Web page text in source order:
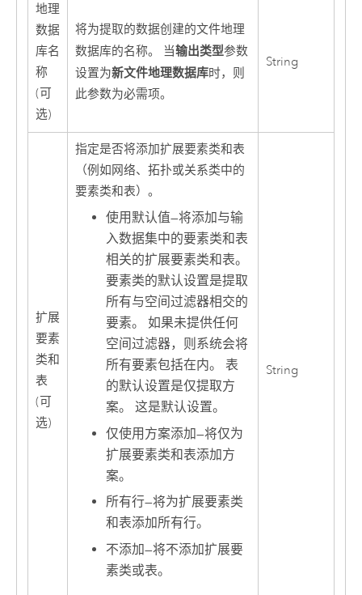
地理
数据
库名
称
(可
选)
将为提取的数据创建的文件地理
数据库的名称。 当输出类型参数
设置为新文件地理数据库时，则
此参数为必需项。
String
扩展
要素
类和
表
(可
选)
指定是否将添加扩展要素类和表
（例如网络、拓扑或关系类中的
要素类和表）。
使用默认值—将添加与输
入数据集中的要素类和表
相关的扩展要素类和表。
要素类的默认设置是提取
所有与空间过滤器相交的
要素。 如果未提供任何
空间过滤器，则系统会将
所有要素包括在内。 表
的默认设置是仅提取方
案。 这是默认设置。
仅使用方案添加—将仅为
扩展要素类和表添加方
案。
所有行—将为扩展要素类
和表添加所有行。
不添加—将不添加扩展要
素类或表。
String